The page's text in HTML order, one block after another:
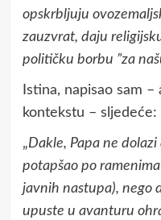
opskrbljuju
zauzvrat, daju
političku borbu ”za
Istina, napisao sam
kontekstu – sljedeće:
„Dakle, Papa ne
potapšao po
javnih nastupa), nego
upuste u avanturu